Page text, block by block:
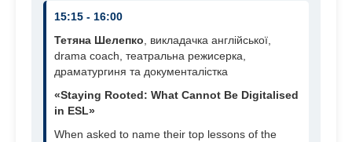
15:15 - 16:00
Тетяна Шелепко , викладачка англійської,
drama coach, театральна режисерка,
драматургиня та документалістка
«Staying Rooted: What Cannot Be Digitalised
in ESL»
When asked to name their top lessons of the